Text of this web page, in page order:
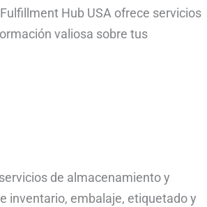
Hub USA ofrece servicios
valiosa sobre tus
de almacenamiento y
inventario, embalaje, etiquetado y